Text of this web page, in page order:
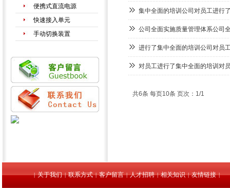
便携式直流电源
快速接入单元
手动切换装置
集中全面的培训公司对员工进行
公司全面实施质量管理体系公司
进行了集中全面的培训公司对员
对员工进行了集中全面的培训对
共6条 每页10条 页次：1/1
|关于我们 |联系方式 |客户留言 |人才招聘 |相关知识 |友情链接 |